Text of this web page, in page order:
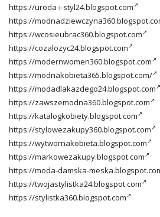
https://uroda-i-styl24.blogspot.com
https://
https://wcosieubrac360.blogspot.com
https://cozalozyc24.blogspot.com
https://modernwomen360.blogspot.com
https://modnakobieta365.blogspot.com/
https://modadlakazdego24.blogspot.com
https://zawszemodna360.blogspot.com
https://katalogkobiety.blogspot.com
https://stylowezakupy360.blogspot.com
https://wytwornakobieta.blogspot.com
https://markowezakupy.blogspot.com
https://moda-damska-
https://twojastylistka24.blogspot.com
https://stylistka360.blogspot.com